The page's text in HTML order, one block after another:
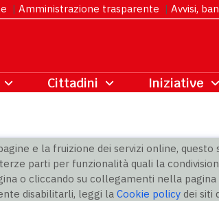
e la fruizione dei servizi online,
parti per funzionalità quali la
o cliccando su collegamenti nella
disabilitarli, leggi la Cookie policydei siti
| Amministrazione trasparente | Avvisi,